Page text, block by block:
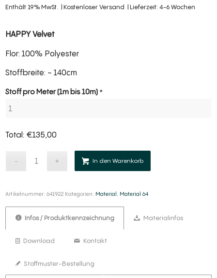
Enthält 19% MwSt.
Kostenloser Versand Lieferzeit: 4-6 Wochen
HAPPY Velvet
Flor: 100% Polyester
Stoffbreite: ~ 140cm
Section
Stoff pro Meter (1m bis 10m) *
Total: €135,00
In den Warenkorb
Artikelnummer:641922 Kategorien: Material, Material 64
Infos / Produktkennzeichnung Materialinfos
Download Kontakt
Stoffmuster-Bestellung